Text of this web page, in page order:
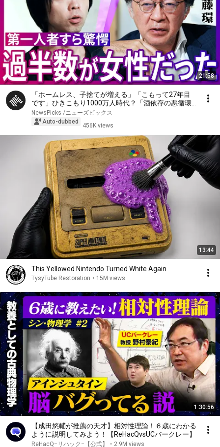
21:58
「ホームレス、子捨てが増える」「こもって27年目
です」ひきこもり1000万人時代？「酒依存の悪循環
と同じ」第一人者、斎藤環が明かす実態…子ども、家
族への対応、不登校の３大原因、孤独死の懸念【落合
NewsPicks /ニューズピックス
Auto-dubbed
456K views
13:44
This Yellowed Nintendo Turned White Again
TysyTube Restoration • 15M views
1:30:56
【成田悠輔が推薦の天才】相対性理論！６歳にわかる
ように説明してみよう！【ReHacQvsUCバークレー】
ReHacQ−リハック−【公式】 • 2.9M views